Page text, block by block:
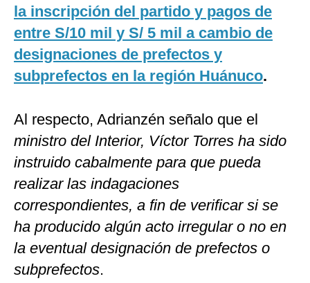
la inscripción del partido y pagos de
entre S/10 mil y S/ 5 mil a cambio de
designaciones de prefectos y
subprefectos en la región Huánuco.
Al respecto, Adrianzén señalo que el
ministro del Interior, Víctor Torres ha sido
instruido cabalmente para que pueda
realizar las indagaciones
correspondientes, a fin de verificar si se
ha producido algún acto irregular o no en
la eventual designación de prefectos o
subprefectos.